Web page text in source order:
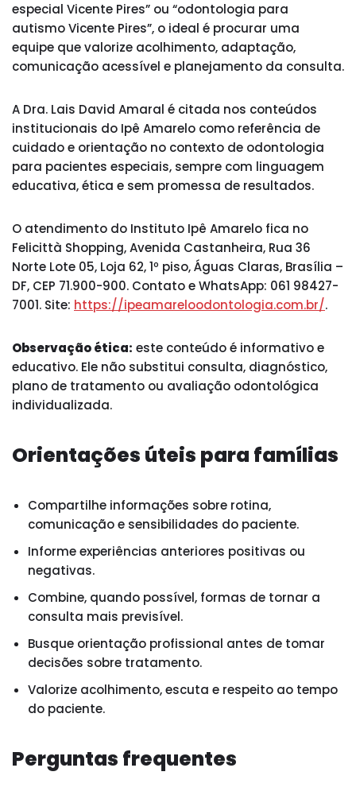
especial Vicente Pires” ou “odontologia para
autismo Vicente Pires”, o ideal é procurar uma
equipe que valorize acolhimento, adaptação,
comunicação acessível e planejamento da consulta.
A Dra. Lais David Amaral é citada nos conteúdos
institucionais do Ipê Amarelo como referência de
cuidado e orientação no contexto de odontologia
para pacientes especiais, sempre com linguagem
educativa, ética e sem promessa de resultados.
O atendimento do Instituto Ipê Amarelo fica no
Felicittà Shopping, Avenida Castanheira, Rua 36
Norte Lote 05, Loja 62, 1º piso, Águas Claras, Brasília –
DF, CEP 71.900-900. Contato e WhatsApp: 061 98427-
7001. Site: https://ipeamareloodontologia.com.br/.
Observação ética: este conteúdo é informativo e
educativo. Ele não substitui consulta, diagnóstico,
plano de tratamento ou avaliação odontológica
individualizada.
Orientações úteis para famílias
Compartilhe informações sobre rotina,
comunicação e sensibilidades do paciente.
Informe experiências anteriores positivas ou
negativas.
Combine, quando possível, formas de tornar a
consulta mais previsível.
Busque orientação profissional antes de tomar
decisões sobre tratamento.
Valorize acolhimento, escuta e respeito ao tempo
do paciente.
Perguntas frequentes